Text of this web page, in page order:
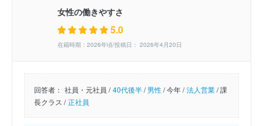
女性の働きやすさ
5.0
在籍時期：2026年頃/投稿日： 2026年4月20日
回答者： 社員・元社員 / 40代後半/男性/今年 / 法人営業/課
長クラス / 正社員